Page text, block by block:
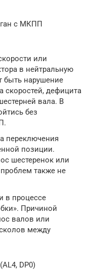
с МКПП
или
в нейтральную
нарушение
скоростей, дефицита
вала. В
без
переключения
позиции.
шестеренок или
также не
в процессе
Причиной
валов или
между
DP0)